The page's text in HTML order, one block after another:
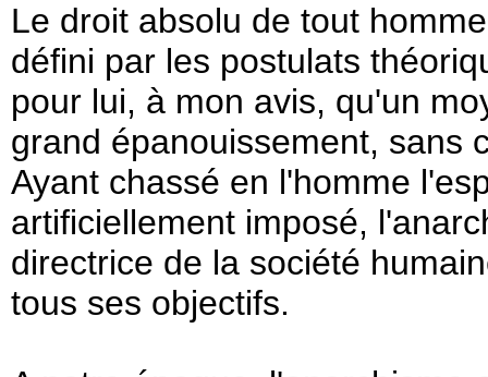
Le droit absolu de tout
défini par les postulats
pour lui, à mon avis, qu'un
grand épanouissement, sans
Ayant chassé en l'homme
artificiellement imposé,
directrice de la société
tous ses objectifs.